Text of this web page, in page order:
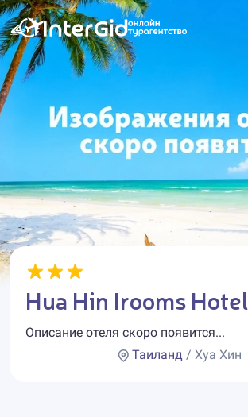
Hua Hin Irooms Hotel
Описание отеля скоро появится...
Таиланд/ Хуа Хин